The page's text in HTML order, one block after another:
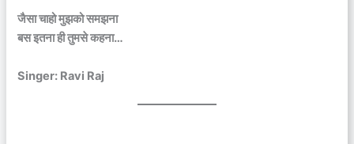
जैसा चाहो मुझको समझना
बस इतना ही तुमसे कहना…
Singer: Ravi Raj